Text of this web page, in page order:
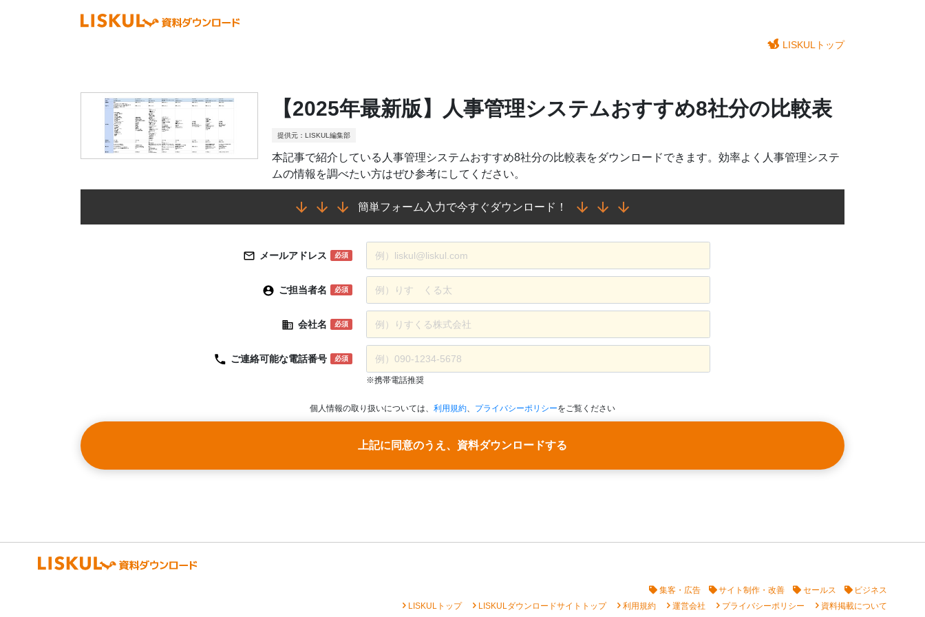
LISKULトップ
【2025年最新版】人事管理システムおすすめ8社分の比較表
提供元：LISKUL編集部
本記事で紹介している人事管理システムおすすめ8社分の比較表をダウンロードできます。効率よく人事管理システ
ムの情報を調べたい方はぜひ参考にしてください。
簡単フォーム入力で今すぐダウンロード！
メールアドレス 必須
ご担当者名 必須
会社名 必須
ご連絡可能な電話番号 必須
※携帯電話推奨
個人情報の取り扱いについては、 利用規約、 プライバシーポリシーをご覧ください
上記に同意のうえ、資料ダウンロードする
集客・広告 サイト制作・改善 セールス ビジネス
chevron_rightLISKULトップ chevron_rightLISKULダウンロードサイトトップ chevron_right利用規約 chevron_right運営会社 chevron_rightプライバシーポリシー chevron_right資料掲載について